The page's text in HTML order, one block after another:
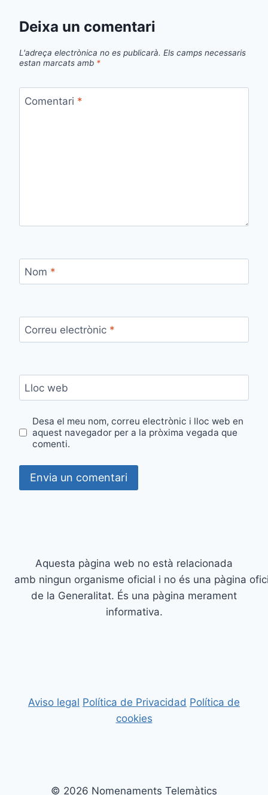
Deixa un comentari
L'adreça electrònica no es publicarà. Els camps necessaris
estan marcats amb *
Comentari *
Nom *
Correu electrònic *
Lloc web
Desa el meu nom, correu electrònic i lloc web en
aquest navegador per a la pròxima vegada que
comenti.
Aquesta pàgina web no està relacionada
amb ningun organisme oficial i no és una pàgina
de la Generalitat. És una pàgina merament
informativa.
Aviso legal Política de Privacidad Política de
cookies
© 2026 Nomenaments Telemàtics